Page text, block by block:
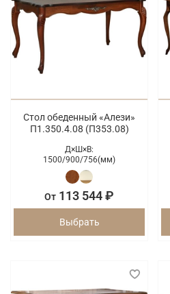
Стол обеденный «Алези»
П1.350.4.08 (П353.08)
Д×Ш×В:
1500/900/756(мм)
От 113 544 ₽
Выбрать